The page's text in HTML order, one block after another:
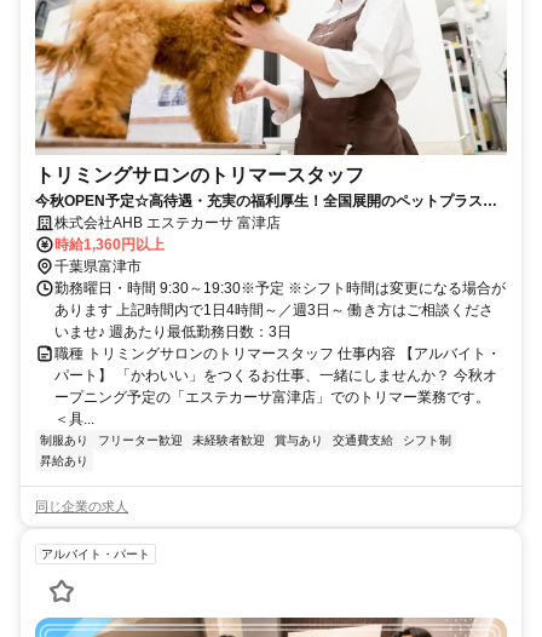
トリミングサロンのトリマースタッフ
今秋OPEN予定☆高待遇・充実の福利厚生！全国展開のペットプラスの
トリミングサロン♪
株式会社AHB エステカーサ 富津店
時給1,360円以上
千葉県富津市
勤務曜日・時間 9:30～19:30※予定 ※シフト時間は変更になる場合が
あります 上記時間内で1日4時間～／週3日～ 働き方はご相談くださ
いませ♪ 週あたり最低勤務日数：3日
職種 トリミングサロンのトリマースタッフ 仕事内容 【アルバイト・
パート】 「かわいい」をつくるお仕事、一緒にしませんか？ 今秋オ
ープニング予定の「エステカーサ富津店」でのトリマー業務です。
＜具...
制服あり フリーター歓迎 未経験者歓迎 賞与あり 交通費支給
シフト制
昇給あり
同じ企業の求人
アルバイト・パート